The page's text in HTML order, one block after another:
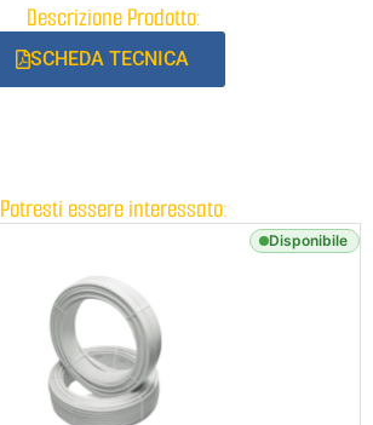
Descrizione Prodotto:
SCHEDA TECNICA
Potresti essere interessato:
Disponibile